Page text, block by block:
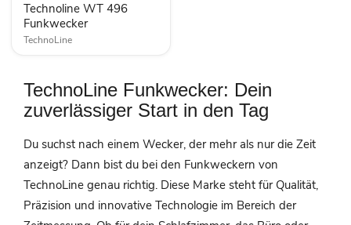
Technoline WT 496
Funkwecker
TechnoLine
TechnoLine Funkwecker: Dein
zuverlässiger Start in den Tag
Du suchst nach einem Wecker, der mehr als nur die Zeit
anzeigt? Dann bist du bei den Funkweckern von
TechnoLine genau richtig. Diese Marke steht für Qualität,
Präzision und innovative Technologie im Bereich der